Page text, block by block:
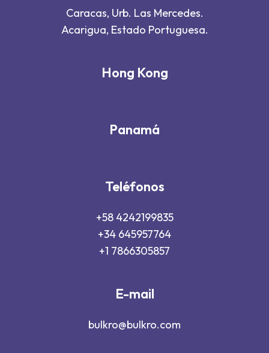
Caracas, Urb. Las Mercedes.
Acarigua, Estado Portuguesa.
Hong Kong
Panamá
Teléfonos
+58 4242199835
+34 645957764
+1 7866305857
E-mail
bulkro@bulkro.com